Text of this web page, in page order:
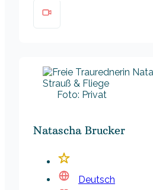
Foto: Privat
Natascha Brucker
Deutsch